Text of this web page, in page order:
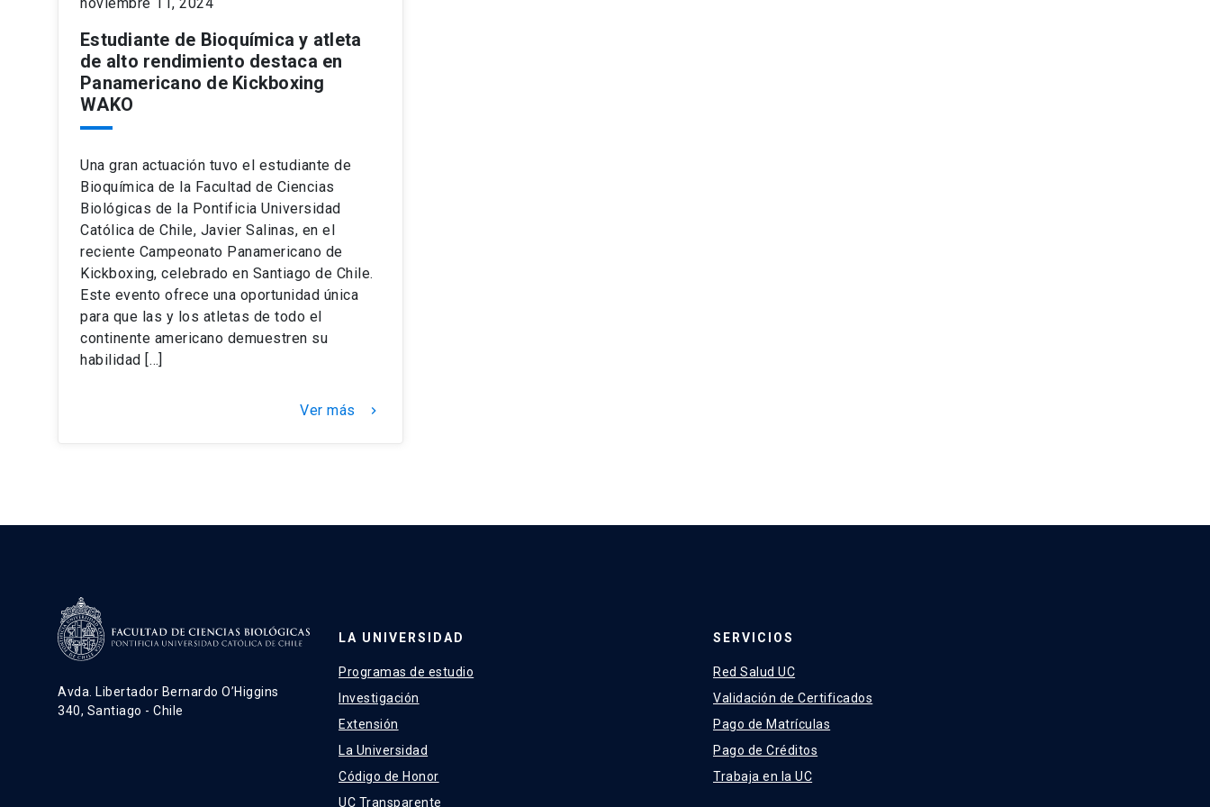
noviembre 11, 2024
Estudiante de Bioquímica y atleta
de alto rendimiento destaca en
Panamericano de Kickboxing
WAKO
Una gran actuación tuvo el estudiante de
Bioquímica de la Facultad de Ciencias
Biológicas de la Pontificia Universidad
Católica de Chile, Javier Salinas, en el
reciente Campeonato Panamericano de
Kickboxing, celebrado en Santiago de Chile.
Este evento ofrece una oportunidad única
para que las y los atletas de todo el
continente americano demuestren su
habilidad […]
Ver más keyboard_arrow_right
Avda. Libertador Bernardo O’Higgins
340, Santiago - Chile
LA UNIVERSIDAD
Programas de estudio
Investigación
Extensión
La Universidad
Código de Honor
UC Transparente
SERVICIOS
Red Salud UC
Validación de Certificados
Pago de Matrículas
Pago de Créditos
Trabaja en la UC